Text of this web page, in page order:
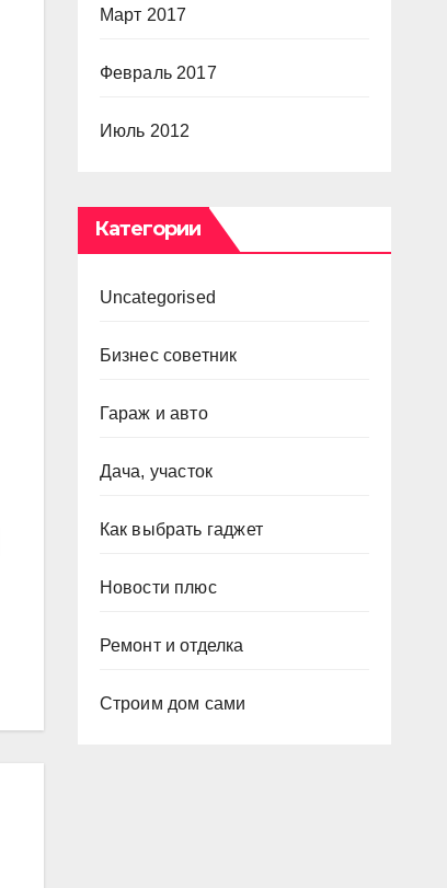
Март 2017
Февраль 2017
Июль 2012
Категории
Uncategorised
Бизнес советник
Гараж и авто
Дача, участок
Как выбрать гаджет
Новости плюс
Ремонт и отделка
Строим дом сами